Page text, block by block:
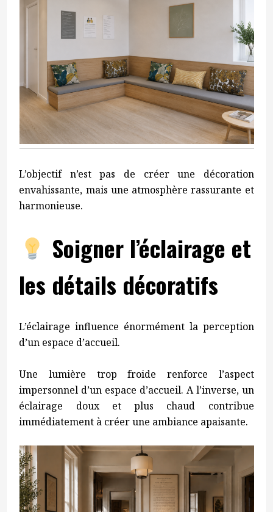
L’objectif n’est pas de créer une décoration
envahissante, mais une atmosphère rassurante et
harmonieuse.
Soigner l’éclairage et
les détails décoratifs
L’éclairage influence énormément la perception
d’un espace d’accueil.
Une lumière trop froide renforce l’aspect
impersonnel d’un espace d’accueil. A l’inverse, un
éclairage doux et plus chaud contribue
immédiatement à créer une ambiance apaisante.